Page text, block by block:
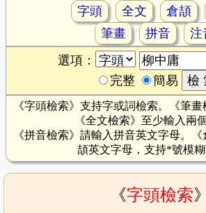
字頭 全文 倉頡
筆畫
拼音
注
選項：
完整
簡易
《字頭檢索》支持字或詞檢索。《筆畫
《全文檢索》至少輸入兩
《拼音檢索》請輸入拼音英文字母。
頡英文字母，支持*號模糊
《字頭檢索》